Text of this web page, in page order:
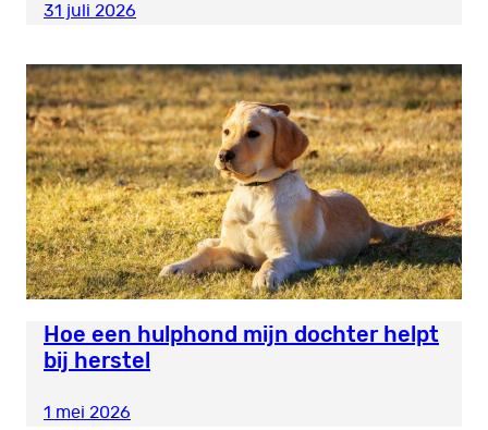
31 juli 2026
Hoe een hulphond mijn dochter helpt
bij herstel
1 mei 2026